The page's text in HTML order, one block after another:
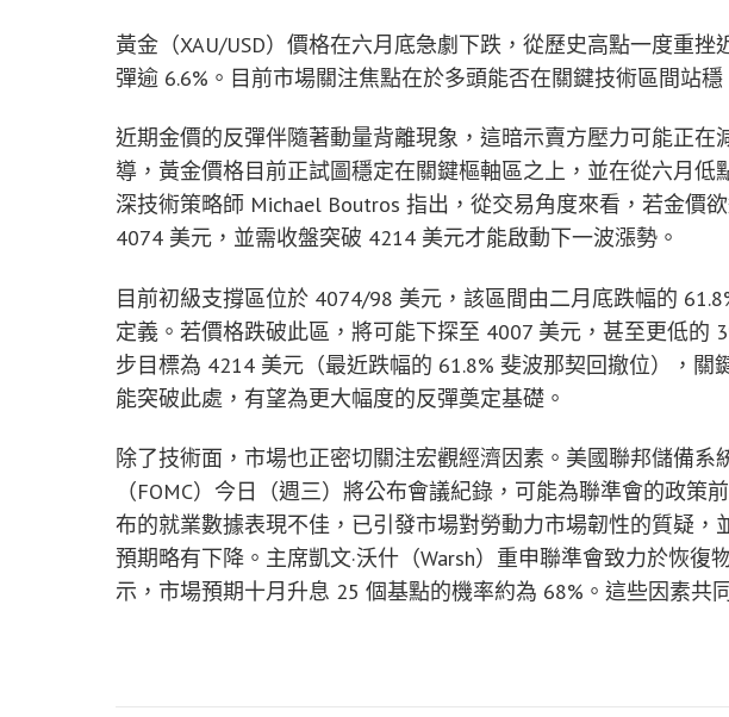
黃金（XAU/USD）價格在六月底急劇下跌，從歷史高點一度重
彈逾 6.6%。目前市場關注焦點在於多頭能否在關鍵技術區間站
近期金價的反彈伴隨著動量背離現象，這暗示賣方壓力可能正在
導，黃金價格目前正試圖穩定在關鍵樞軸區之上，並在從六月低
深技術策略師 Michael Boutros 指出，從交易角度來看，若金價
4074 美元，並需收盤突破 4214 美元才能啟動下一波漲勢。
目前初級支撐區位於 4074/98 美元，該區間由二月底跌幅的
定義。若價格跌破此區，將可能下探至 4007 美元，甚至更低的
步目標為 4214 美元（最近跌幅的 61.8% 斐波那契回撤位），關
能突破此處，有望為更大幅度的反彈奠定基礎。
除了技術面，市場也正密切關注宏觀經濟因素。美國聯邦儲備系
（FOMC）今日（週三）將公布會議紀錄，可能為聯準會的政策
布的就業數據表現不佳，已引發市場對勞動力市場韌性的質疑，
預期略有下降。主席凱文·沃什（Warsh）重申聯準會致力於恢復
示，市場預期十月升息 25 個基點的機率約為 68%。這些因素共